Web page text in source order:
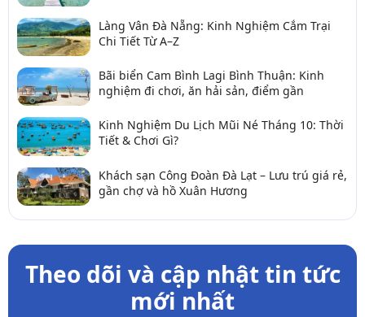
Làng Vân Đà Nẵng: Kinh Nghiệm Cắm Trại
Chi Tiết Từ A–Z
Bãi biển Cam Bình Lagi Bình Thuận: Kinh
nghiệm đi chơi, ăn hải sản, điểm gần
Kinh Nghiệm Du Lịch Mũi Né Tháng 10: Thời
Tiết & Chơi Gì?
Khách sạn Công Đoàn Đà Lạt – Lưu trú giá rẻ,
gần chợ và hồ Xuân Hương
Theo dõi và cập nhật tin tức
mới nhất